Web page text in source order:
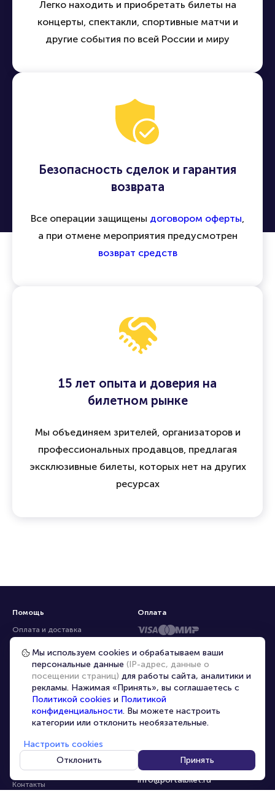
Легко находить и приобретать билеты на
концерты, спектакли, спортивные матчи и
другие события по всей России и миру
Безопасность сделок и гарантия
возврата
Все операции защищены договором оферты,
а при отмене мероприятия предусмотрен
возврат средств
15 лет опыта и доверия на
билетном рынке
Мы объединяем зрителей, организаторов и
профессиональных продавцов, предлагая
эксклюзивные билеты, которых нет на других
ресурсах
Помощь
Оплата и доставка
Частые вопросы
Перепродажа билетов
Организаторам
Корпоративным клиентам
VIP-билеты
Персональные данные
О компании
Контакты
8-800-500-42-62
8-499-226-15-14
info@portalbilet.ru
С 10:00 до 21:00,
Оплата
Мы используем cookies и обрабатываем ваши
персональные данные (IP-адрес, данные о
посещении страниц) для работы сайта, аналитики и
рекламы. Нажимая «Принять», вы соглашаетесь с
Политикой cookies и Политикой
конфиденциальности. Вы можете настроить
категории или отклонить необязательные.
Настроить cookies
Отклонить
Принять